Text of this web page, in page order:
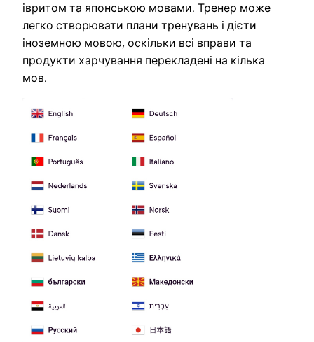
івритом та японською мовами. Тренер може
легко створювати плани тренувань і дієти
іноземною мовою, оскільки всі вправи та
продукти харчування перекладені на кілька
мов.